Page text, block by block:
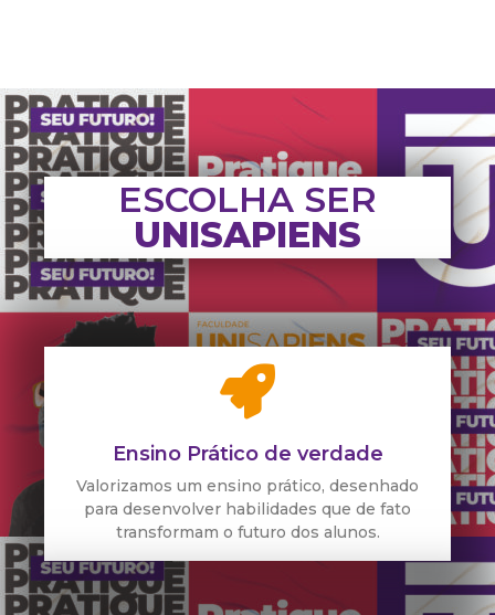
ESCOLHA SER
UNISAPIENS
Ensino Prático de verdade
Valorizamos um ensino prático, desenhado
para desenvolver habilidades que de fato
transformam o futuro dos alunos.